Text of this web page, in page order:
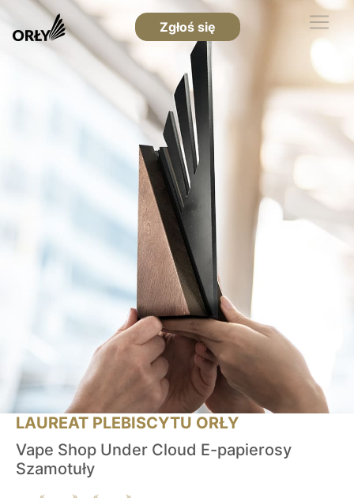
Zgłoś się
LAUREAT PLEBISCYTU ORŁY
Vape Shop Under Cloud E-papierosy
Szamotuły